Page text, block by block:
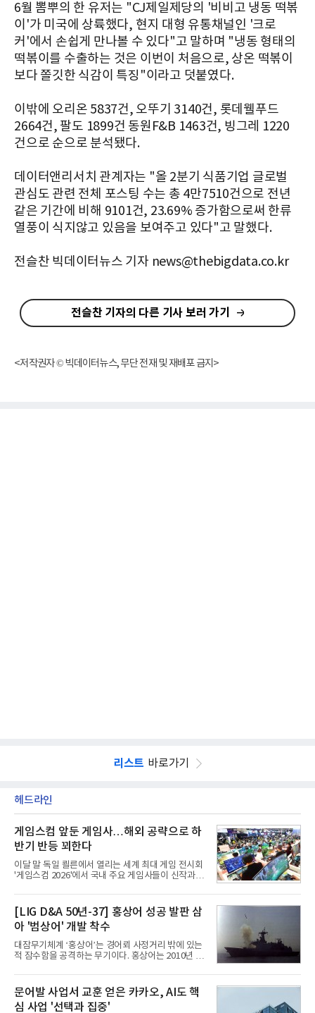
6월 뽐뿌의 한 유저는 "CJ제일제당의 '비비고 냉동 떡볶
이'가 미국에 상륙했다, 현지 대형 유통채널인 '크로
커'에서 손쉽게 만나볼 수 있다"고 말하며 "냉동 형태의
떡볶이를 수출하는 것은 이번이 처음으로, 상온 떡볶이
보다 쫄깃한 식감이 특징"이라고 덧붙였다.
이밖에 오리온 5837건, 오뚜기 3140건, 롯데웰푸드
2664건, 팔도 1899건 동원F&B 1463건, 빙그레 1220
건으로 순으로 분석됐다.
데이터앤리서치 관계자는 "올 2분기 식품기업 글로벌
관심도 관련 전체 포스팅 수는 총 4만7510건으로 전년
같은 기간에 비해 9101건, 23.69% 증가함으로써 한류
열풍이 식지않고 있음을 보여주고 있다"고 말했다.
전슬찬 빅데이터뉴스 기자 news@thebigdata.co.kr
전슬찬 기자의 다른 기사 보러 가기
<저작권자 © 빅데이터뉴스, 무단 전재 및 재배포 금지>
리스트 바로가기
헤드라인
게임스컴 앞둔 게임사…해외 공략으로 하
반기 반등 꾀한다
이달 말 독일 쾰른에서 열리는 세계 최대 게임 전시회
'게임스컴 2026'에서 국내 주요 게임사들이 신작과 글
체별로 엇갈린 가운데 하반기 신작 흥행과 해외 시장
성과가 실적을 좌우할 핵심 변수로 떠오르고 있다.8일
업계에 따르면 올해 상반기 게임업계는 기업별 성적
표가 크게 갈렸다. 대표적으로 크래프톤은 'PUBG: 배
틀그라운드'의 안정적인 성장에 힘입어 상반기 연결
기준 매출 2조6616억원, 영업이익 9725억원으로 역
대 최대 실적을 기록했다. 엔씨도 올해 출시한 '아이온
동기 대
[LIG D&A 50년-37] 홍상어 성공 발판 삼
아 '범상어' 개발 착수
대잠무기체계 ‘홍상어’는 경어뢰 사정거리 밖에 있는
적 잠수함을 공격하는 무기이다. 홍상어는 2010년 넥
이뤄졌다. 이후 2012년 한국형 구축함(KDX-1) 이상
의 함정에 실전 배치됐다.그해 7월 해군은 동해상에서
성능 검증을 위해 홍상어 시험발사를 실시했다. 이때
홍상어가 목표 지점에서 입수한 후 표적을 타격하지
문어발 사업서 교훈 얻은 카카오, AI도 핵
심 사업 '선택과 집중'